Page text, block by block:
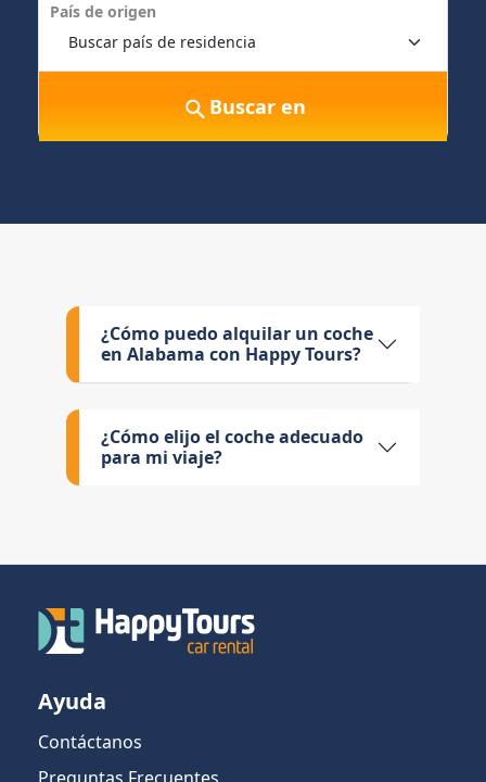
País de origen
Buscar en
¿Cómo puedo alquilar un coche
en Alabama con Happy Tours?
¿Cómo elijo el coche adecuado
para mi viaje?
Ayuda
Contáctanos